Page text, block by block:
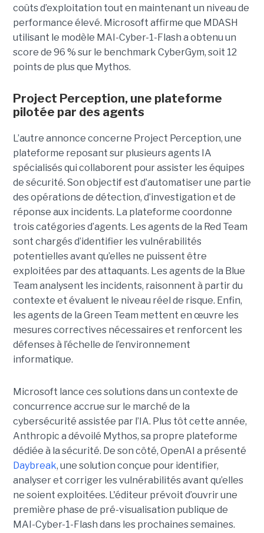
coûts d’exploitation tout en maintenant un niveau de
performance élevé. Microsoft affirme que MDASH
utilisant le modèle MAI-Cyber-1-Flash a obtenu un
score de 96 % sur le benchmark CyberGym, soit 12
points de plus que Mythos.
Project Perception, une plateforme
pilotée par des agents
L’autre annonce concerne Project Perception, une
plateforme reposant sur plusieurs agents IA
spécialisés qui collaborent pour assister les équipes
de sécurité. Son objectif est d’automatiser une partie
des opérations de détection, d’investigation et de
réponse aux incidents. La plateforme coordonne
trois catégories d’agents. Les agents de la Red Team
sont chargés d’identifier les vulnérabilités
potentielles avant qu’elles ne puissent être
exploitées par des attaquants. Les agents de la Blue
Team analysent les incidents, raisonnent à partir du
contexte et évaluent le niveau réel de risque. Enfin,
les agents de la Green Team mettent en œuvre les
mesures correctives nécessaires et renforcent les
défenses à l’échelle de l’environnement
informatique.
Microsoft lance ces solutions dans un contexte de
concurrence accrue sur le marché de la
cybersécurité assistée par l’IA. Plus tôt cette année,
Anthropic a dévoilé Mythos, sa propre plateforme
dédiée à la sécurité. De son côté, OpenAI a présenté
Daybreak, une solution conçue pour identifier,
analyser et corriger les vulnérabilités avant qu’elles
ne soient exploitées. L'éditeur prévoit d’ouvrir une
première phase de pré-visualisation publique de
MAI-Cyber-1-Flash dans les prochaines semaines.